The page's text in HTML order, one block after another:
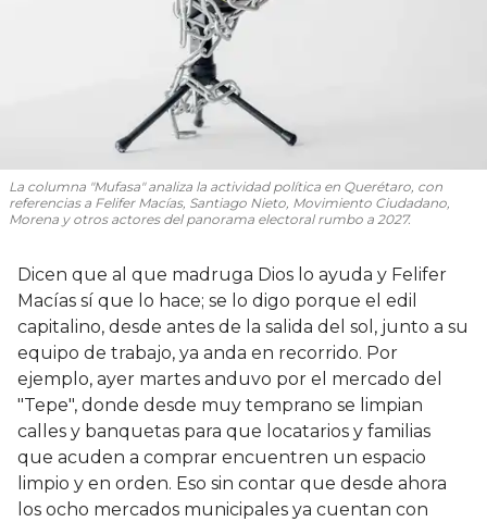
La columna "Mufasa" analiza la actividad política en Querétaro, con
referencias a Felifer Macías, Santiago Nieto, Movimiento Ciudadano,
Morena y otros actores del panorama electoral rumbo a 2027.
Dicen que al que madruga Dios lo ayuda y Felifer
Macías sí que lo hace; se lo digo porque el edil
capitalino, desde antes de la salida del sol, junto a su
equipo de trabajo, ya anda en recorrido. Por
ejemplo, ayer martes anduvo por el mercado del
"Tepe", donde desde muy temprano se limpian
calles y banquetas para que locatarios y familias
que acuden a comprar encuentren un espacio
limpio y en orden. Eso sin contar que desde ahora
los ocho mercados municipales ya cuentan con